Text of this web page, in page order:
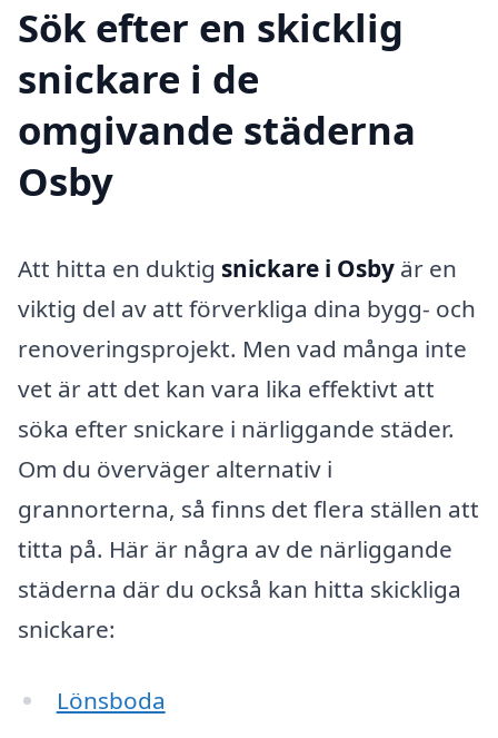
Sök efter en skicklig
snickare i de
omgivande städerna
Osby
Att hitta en duktig snickare i Osby är en
viktig del av att förverkliga dina bygg- och
renoveringsprojekt. Men vad många inte
vet är att det kan vara lika effektivt att
söka efter snickare i närliggande städer.
Om du överväger alternativ i
grannorterna, så finns det flera ställen att
titta på. Här är några av de närliggande
städerna där du också kan hitta skickliga
snickare:
Lönsboda